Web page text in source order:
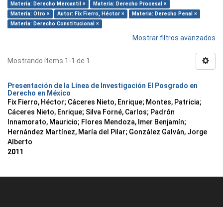
Materia: Derecho Mercantil ×
Materia: Derecho Procesal ×
Materia: Otro ×
Autor: Fix Fierro, Héctor ×
Materia: Derecho Penal ×
Materia: Derecho Constitucional ×
Mostrar filtros avanzados
Mostrando ítems 1-1 de 1
Presentación de la Línea de Investigación El Posgrado en
Derecho en México
Fix Fierro, Héctor; Cáceres Nieto, Enrique; Montes, Patricia;
Cáceres Nieto, Enrique; Silva Forné, Carlos; Padrón
Innamorato, Mauricio; Flores Mendoza, Imer Benjamín;
Hernández Martínez, María del Pilar; González Galván, Jorge
Alberto
2011